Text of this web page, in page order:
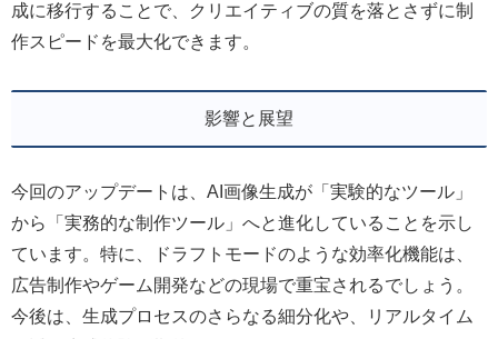
成に移行することで、クリエイティブの質を落とさずに制
作スピードを最大化できます。
影響と展望
今回のアップデートは、AI画像生成が「実験的なツール」
から「実務的な制作ツール」へと進化していることを示し
ています。特に、ドラフトモードのような効率化機能は、
広告制作やゲーム開発などの現場で重宝されるでしょう。
今後は、生成プロセスのさらなる細分化や、リアルタイム